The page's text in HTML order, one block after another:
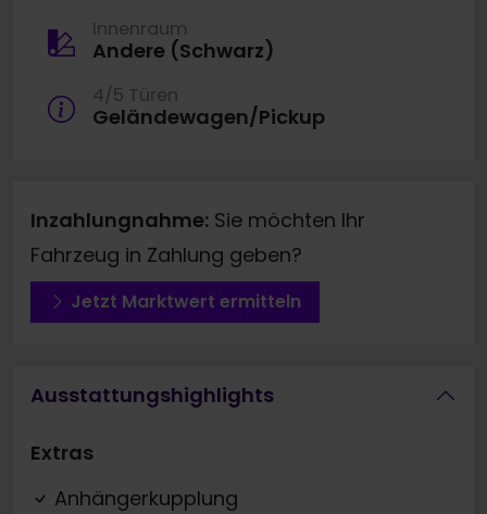
Innenraum
Andere (Schwarz)
4/5 Türen
Geländewagen/Pickup
Inzahlungnahme: Sie möchten Ihr
Fahrzeug in Zahlung geben?
Jetzt Marktwert ermitteln
Ausstattungshighlights
Extras
Anhängerkupplung